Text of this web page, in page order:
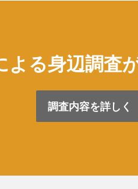
よる身辺調査
調査内容を詳しく